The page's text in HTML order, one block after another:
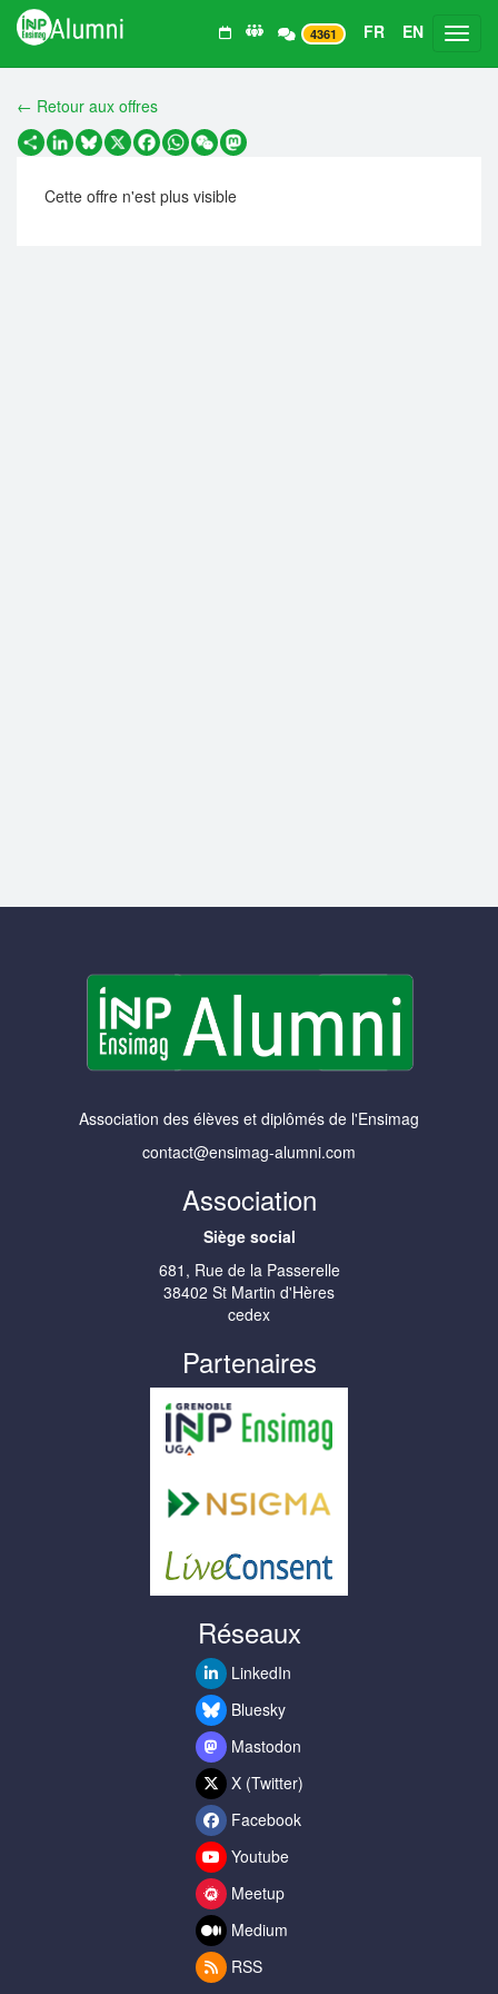
4361 FR EN
← Retour aux offres
PartagerLinkedIn
Bluesky
X Facebook
WhatsApp
WeChatMastodon
Cette offre n'est plus visible
Association des élèves et diplômés de l'Ensimag
contact@ensimag-alumni.com
Association
Siège social
681, Rue de la Passerelle
38402 St Martin d'Hères
cedex
Partenaires
Réseaux
LinkedIn
Bluesky
Mastodon
X (Twitter)
Facebook
Youtube
Meetup
Medium
RSS